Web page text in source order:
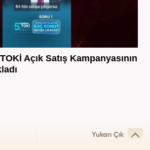
Açık Satış Kampanyasının
Yukarı Çık